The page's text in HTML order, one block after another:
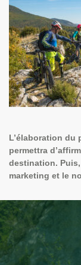
L’élaboration du
permettra
destination.
marketing et le